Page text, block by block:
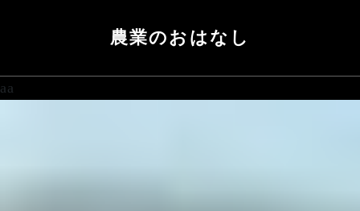
農業のおはなし
aa